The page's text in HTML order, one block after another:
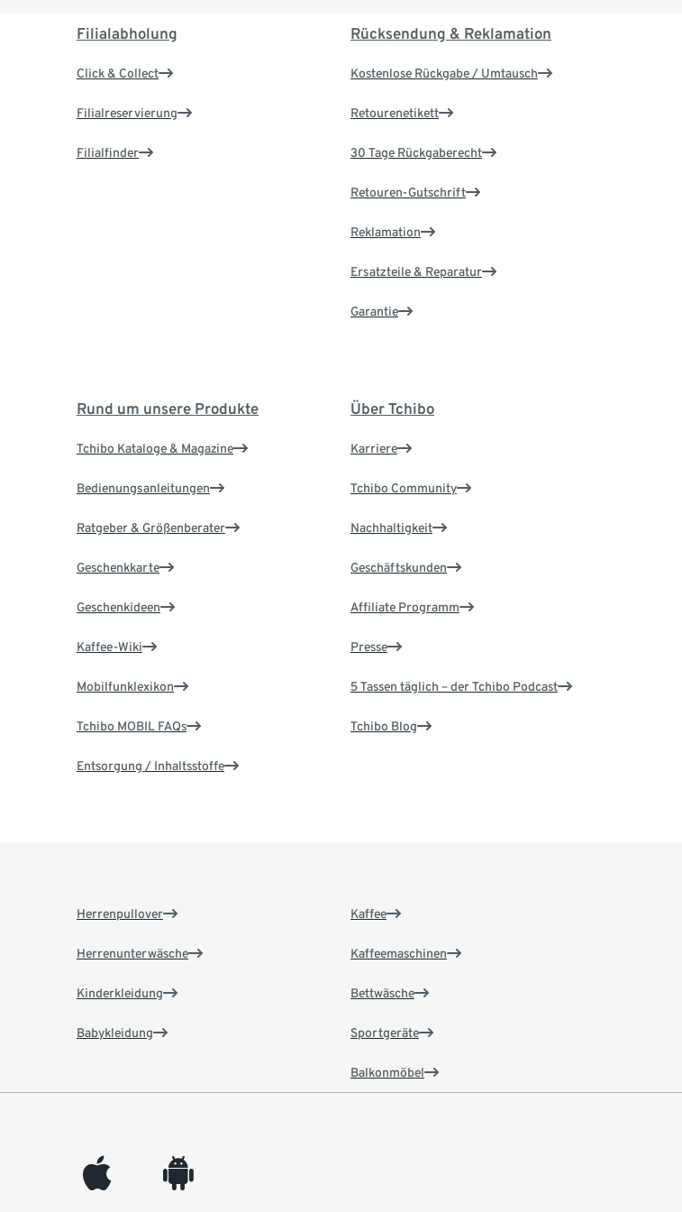
Filialabholung
Click & Collect
Filialreservierung
Filialfinder
Rücksendung & Reklamation
Kostenlose Rückgabe / Umtausch
Retourenetikett
30 Tage Rückgaberecht
Retouren-Gutschrift
Reklamation
Ersatzteile & Reparatur
Garantie
Rund um unsere Produkte
Tchibo Kataloge & Magazine
Bedienungsanleitungen
Ratgeber & Größenberater
Geschenkkarte
Geschenkideen
Kaffee-Wiki
Mobilfunklexikon
Tchibo MOBIL FAQs
Entsorgung / Inhaltsstoffe
Über Tchibo
Karriere
Tchibo Community
Nachhaltigkeit
Geschäftskunden
Affiliate Programm
Presse
5 Tassen täglich – der Tchibo Podcast
Tchibo Blog
Herrenpullover
Herrenunterwäsche
Kinderkleidung
Babykleidung
Kaffee
Kaffeemaschinen
Bettwäsche
Sportgeräte
Balkonmöbel
appleinc android